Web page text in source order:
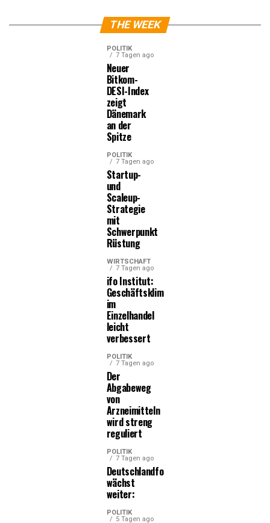
THE WEEK
POLITIK
7 Tagen ago
Neuer
Bitkom-
DESI-Index
zeigt
Dänemark
an der
Spitze
POLITIK
7 Tagen ago
Startup-
und
Scaleup-
Strategie
mit
Schwerpunkt
Rüstung
WIRTSCHAFT
7 Tagen ago
ifo Institut:
Geschäftsklima
im
Einzelhandel
leicht
verbessert
POLITIK
7 Tagen ago
Der
Abgabeweg
von
Arzneimitteln
wird streng
reguliert
POLITIK
7 Tagen ago
Deutschlandfonds
wächst
weiter:
POLITIK
5 Tagen ago